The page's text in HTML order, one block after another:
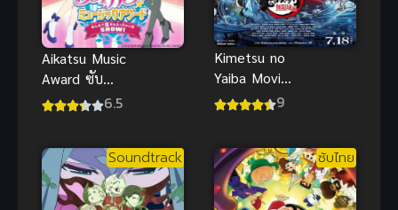
Aikatsu Music
Award ซับ
ไทย
6.5
Kimetsu no
Yaiba Movie
Mugen Jou-
เดอะมูฟวี่
ปราสาทไร้
ขอบเขต
9
Soundtrack ซับไทย